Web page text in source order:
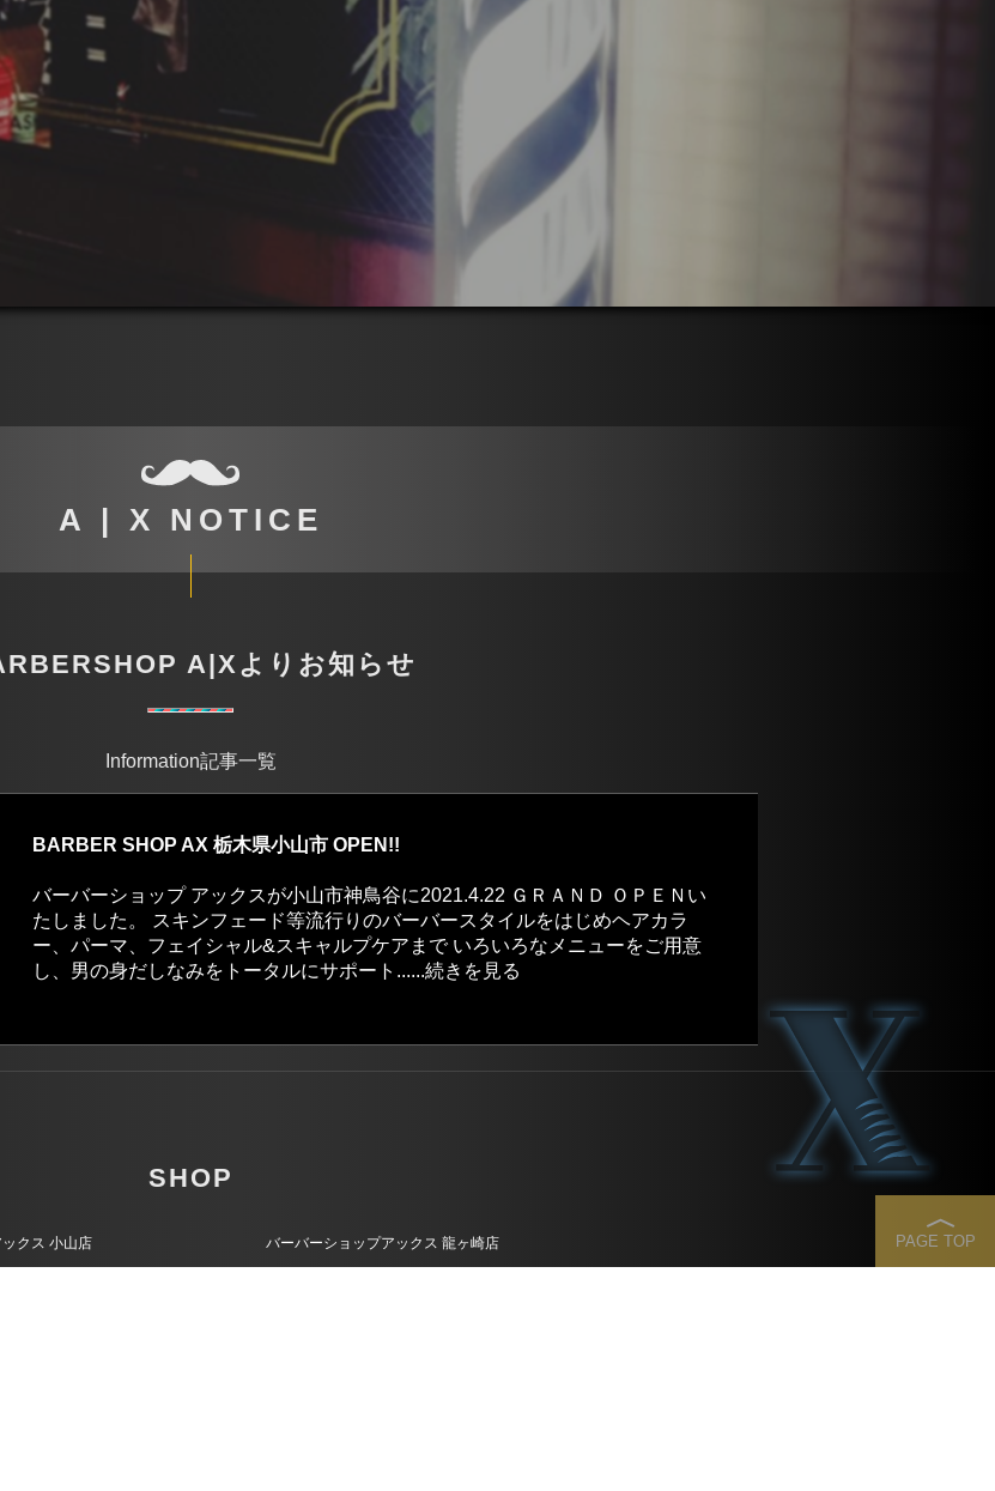
A | X NOTICE
A|Xよりお知らせ
Information記事一覧
BARBER SHOP AX 栃木県小山市 OPEN!!
バーバーショップ アックスが小山市神鳥谷に2021.4.22 ＧＲＡＮＤ ＯＰＥＮい
たしました。 スキンフェード等流行りのバーバースタイルをはじめヘアカラ
ー、パーマ、フェイシャル&スキャルプケアまで いろいろなメニューをご用意
し、男の身だしなみをトータルにサポート......続きを見る
SHOP
クス 小山店 バーバーショップアックス 龍ヶ崎店